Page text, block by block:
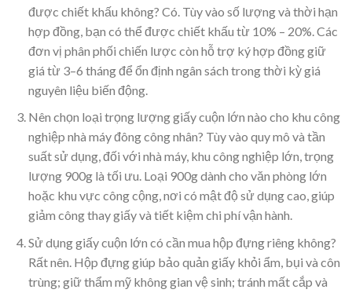
được chiết khấu không? Có. Tùy vào số lượng và thời hạn
hợp đồng, bạn có thể được chiết khấu từ 10% – 20%. Các
đơn vị phân phối chiến lược còn hỗ trợ ký hợp đồng giữ
giá từ 3–6 tháng để ổn định ngân sách trong thời kỳ giá
nguyên liệu biến động.
Nên chọn loại trọng lượng giấy cuộn lớn nào cho khu công
nghiệp nhà máy đông công nhân? Tùy vào quy mô và tần
suất sử dụng, đối với nhà máy, khu công nghiệp lớn, trọng
lượng 900g là tối ưu. Loại 900g dành cho văn phòng lớn
hoặc khu vực công cộng, nơi có mật độ sử dụng cao, giúp
giảm công thay giấy và tiết kiệm chi phí vận hành.
Sử dụng giấy cuộn lớn có cần mua hộp đựng riêng không?
Rất nên. Hộp đựng giúp bảo quản giấy khỏi ẩm, bụi và côn
trùng; giữ thẩm mỹ không gian vệ sinh; tránh mất cắp và